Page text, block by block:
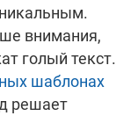
внимания,
голый текст.
шаблонах
решает